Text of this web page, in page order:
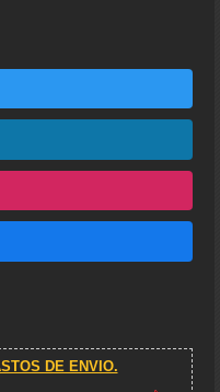
DE ENVIO.